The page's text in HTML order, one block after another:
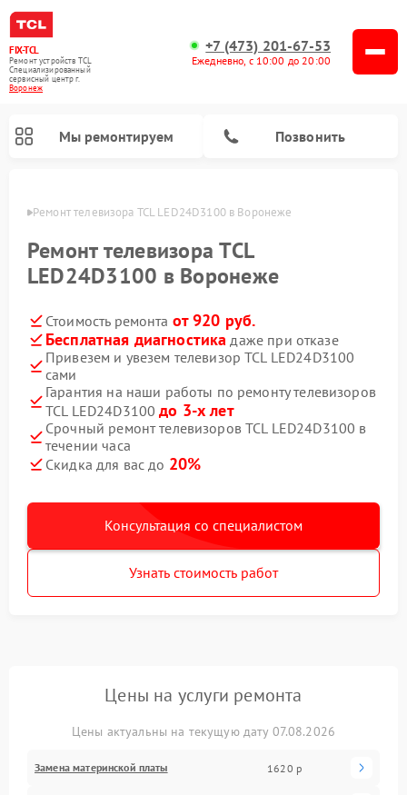
FIX-TCL
Ремонт устройств TCL
Специализированный
cервисный центр г.
Воронеж
+7 (473) 201-67-53
Ежедневно, с 10:00 до 20:00
Мы ремонтируем Позвонить
Ремонт телевизора TCL LED24D3100 в Воронеже
Ремонт телевизора TCL
LED24D3100 в Воронеже
Стоимость ремонта от 920 руб.
Бесплатная диагностика даже при отказе
Привезем и увезем телевизор TCL LED24D3100
сами
Гарантия на наши работы по ремонту телевизоров
TCL LED24D3100до 3-х лет
Срочный ремонт телевизоров TCL LED24D3100 в
течении часа
Скидка для вас до 20%
Консультация со специалистом
Узнать стоимость работ
Цены на услуги ремонта
Цены актуальны на текущую дату 07.08.2026
Замена материнской платы 1620 р